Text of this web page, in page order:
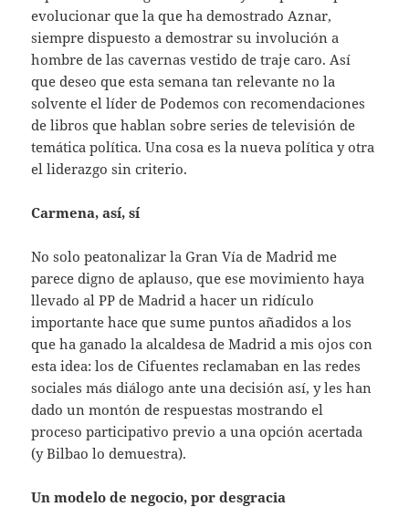
evolucionar que la que ha demostrado Aznar,
siempre dispuesto a demostrar su involución a
hombre de las cavernas vestido de traje caro. Así
que deseo que esta semana tan relevante no la
solvente el líder de Podemos con recomendaciones
de libros que hablan sobre series de televisión de
temática política. Una cosa es la nueva política y otra
el liderazgo sin criterio.
Carmena, así, sí
No solo peatonalizar la Gran Vía de Madrid me
parece digno de aplauso, que ese movimiento haya
llevado al PP de Madrid a hacer un ridículo
importante hace que sume puntos añadidos a los
que ha ganado la alcaldesa de Madrid a mis ojos con
esta idea: los de Cifuentes reclamaban en las redes
sociales más diálogo ante una decisión así, y les han
dado un montón de respuestas mostrando el
proceso participativo previo a una opción acertada
(y Bilbao lo demuestra).
Un modelo de negocio, por desgracia